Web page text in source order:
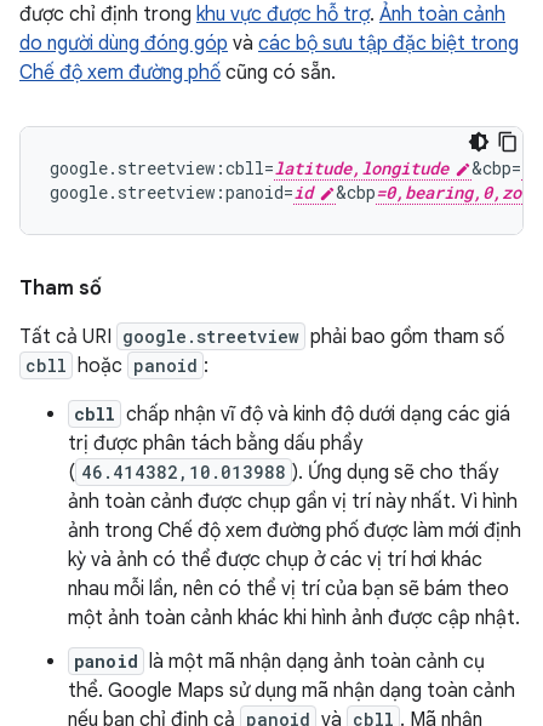
được chỉ định trong khu vực được hỗ trợ. Ảnh toàn cảnh
do người dùng đóng góp và các bộ sưu tập đặc biệt trong
Chế độ xem đường phố cũng có sẵn.
google.streetview:cbll=latitude,longitude &cbp=
google.streetview:panoid=id &cbp
Tham số
Tất cả URI google.streetview phải bao gồm tham số
cbll hoặc panoid :
cbll chấp nhận vĩ độ và kinh độ dưới dạng các giá
trị được phân tách bằng dấu phẩy
( 46.414382,10.013988 ). Ứng dụng sẽ cho thấy
ảnh toàn cảnh được chụp gần vị trí này nhất. Vì hình
ảnh trong Chế độ xem đường phố được làm mới định
kỳ và ảnh có thể được chụp ở các vị trí hơi khác
nhau mỗi lần, nên có thể vị trí của bạn sẽ bám theo
một ảnh toàn cảnh khác khi hình ảnh được cập nhật.
panoid là một mã nhận dạng ảnh toàn cảnh cụ
thể. Google Maps sử dụng mã nhận dạng toàn cảnh
nếu bạn chỉ định cả panoid và cbll . Mã nhận